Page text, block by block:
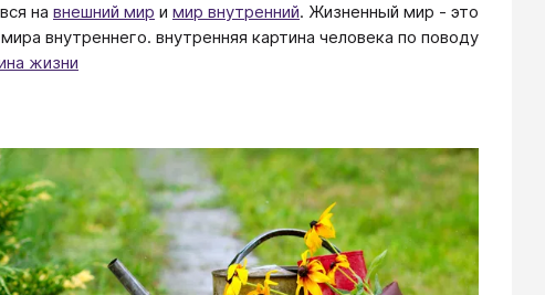
на внешний мир и мир внутренний. Жизненный мир - это
внутреннего. внутренняя картина человека по поводу
жизни